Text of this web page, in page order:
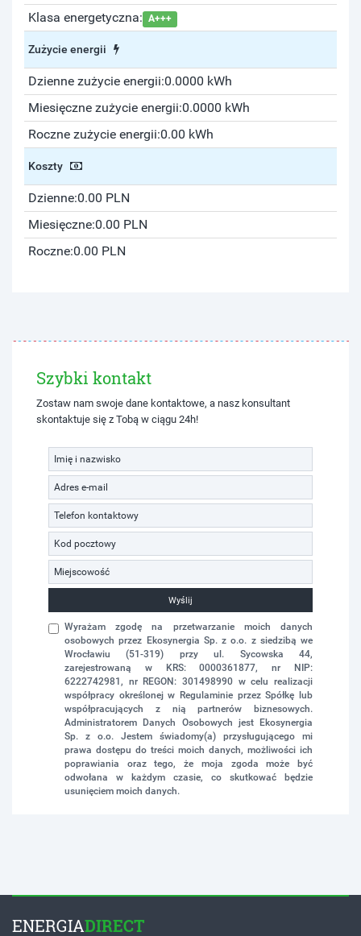
Klasa energetyczna: A+++
Zużycie energii
Dzienne zużycie energii:0.0000 kWh
Miesięczne zużycie energii:0.0000 kWh
Roczne zużycie energii:0.00 kWh
Koszty
Dzienne:0.00 PLN
Miesięczne:0.00 PLN
Roczne:0.00 PLN
Szybki kontakt
Zostaw nam swoje dane kontaktowe, a nasz konsultant
skontaktuje się z Tobą w ciągu 24h!
Wyślij
Wyrażam zgodę na przetwarzanie moich danych
osobowych przez Ekosynergia Sp. z o.o. z siedzibą we
Wrocławiu (51-319) przy ul. Sycowska 44,
zarejestrowaną w KRS: 0000361877, nr NIP:
6222742981, nr REGON: 301498990 w celu realizacji
współpracy określonej w Regulaminie przez Spółkę lub
współpracujących z nią partnerów biznesowych.
Administratorem Danych Osobowych jest Ekosynergia
Sp. z o.o. Jestem świadomy(a) przysługującego mi
prawa dostępu do treści moich danych, możliwości ich
poprawiania oraz tego, że moja zgoda może być
odwołana w każdym czasie, co skutkować będzie
usunięciem moich danych.
ENERGIADIRECT